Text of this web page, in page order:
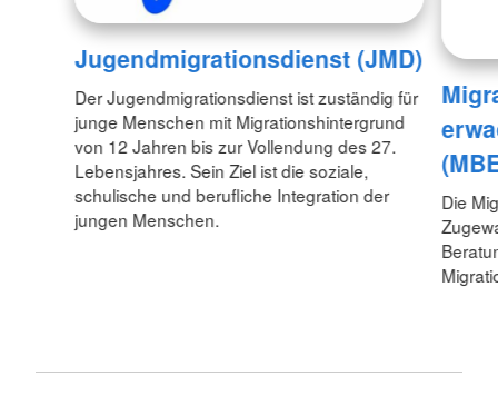
Jugendmigrationsdienst (JMD)
Der Jugendmigrationsdienst ist zuständig für
junge Menschen mit Migrationshintergrund
von 12 Jahren bis zur Vollendung des 27.
Lebensjahres. Sein Ziel ist die soziale,
schulische und berufliche Integration der
jungen Menschen.
Die